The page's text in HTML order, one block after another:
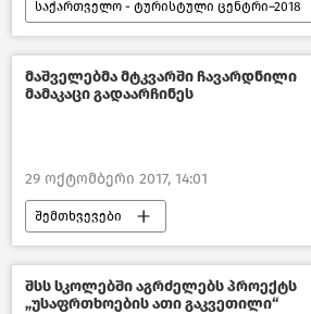
საქართველო - ტურისტული ცენტრი–2018
ტურიზმი საქართველოში
მაშველებმა მტკვარში ჩავარდნილი
მამაკაცი გადაარჩინეს
29 ოქტომბერი 2017, 14:01
შემთხვევები
შემთხვევები საქართველოში –2018
საქართველო
შსს სკოლებში აგრძელებს პროექტს
„უსაფრთხოების ათი გაკვეთილი“